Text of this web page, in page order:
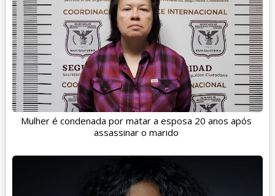
Mulher é condenada por matar a esposa 20 anos após
assassinar o marido